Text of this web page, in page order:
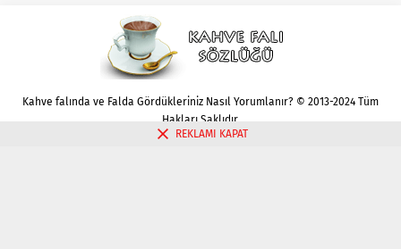
Kahve falında ve Falda Gördükleriniz Nasıl Yorumlanır? © 2013-2024 Tüm
Hakları Saklıdır.
REKLAMI KAPAT